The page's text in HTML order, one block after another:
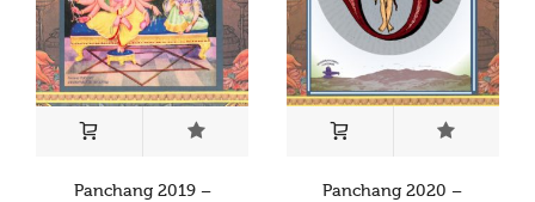
Panchang 2019 –
Panchang 2020 –